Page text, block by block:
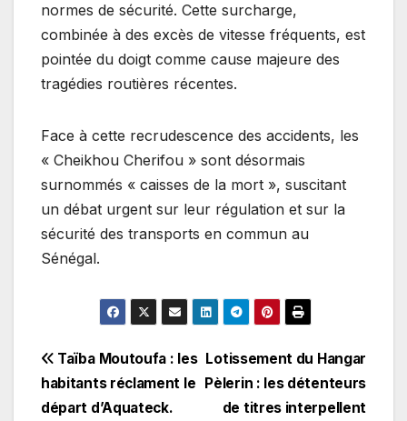
normes de sécurité. Cette surcharge,
combinée à des excès de vitesse fréquents, est
pointée du doigt comme cause majeure des
tragédies routières récentes.
Face à cette recrudescence des accidents, les
« Cheikhou Cherifou » sont désormais
surnommés « caisses de la mort », suscitant
un débat urgent sur leur régulation et sur la
sécurité des transports en commun au
Sénégal.
Navigation
de
Lotissement du Hangar
Pèlerin : les détenteurs
de titres interpellent
Taïba Moutoufa : les
habitants réclament le
départ d’Aquateck.